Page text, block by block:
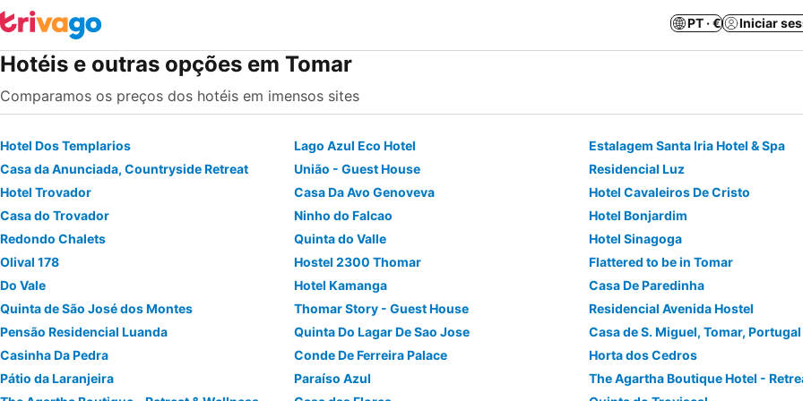
PT · € Iniciar
Hotéis e outras opções em Tomar
Comparamos os preços dos hotéis em imensos sites
Hotel Dos Templarios Lago Azul Eco Hotel
Estalagem Santa Iria Hotel & Spa
Casa da Anunciada, Countryside Retreat
União - Guest House
Residencial Luz
Hotel Trovador
Casa Da Avo Genoveva
Hotel Cavaleiros De Cristo
Casa do Trovador
Ninho do Falcao
Hotel Bonjardim
Redondo Chalets
Quinta do Valle
Hotel Sinagoga
Olival 178
Hostel 2300 Thomar
Flattered to be in Tomar
Do Vale
Hotel Kamanga
Casa De Paredinha
Quinta de São José dos Montes
Thomar Story - Guest House
Residencial Avenida Hostel
Pensão Residencial Luanda
Quinta Do Lagar De Sao Jose
Casa de S. Miguel, Tomar, Portugal
Casinha Da Pedra
Conde De Ferreira Palace
Horta dos Cedros
Pátio da Laranjeira
Paraíso Azul